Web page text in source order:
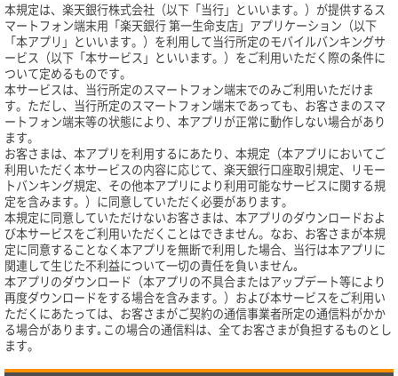
本規定は、楽天銀行株式会社（以下「当行」といいます。）が提供するス
マートフォン端末用「楽天銀行 第一生命支店」アプリケーション（以下
「本アプリ」といいます。）を利用して当行所定のモバイルバンキングサ
ービス（以下「本サービス」といいます。）をご利用いただく際の条件に
ついて定めるものです。
本サービスは、当行所定のスマートフォン端末でのみご利用いただけま
す。ただし、当行所定のスマートフォン端末であっても、お客さまのスマ
ートフォン端末等の状態により、本アプリが正常に動作しない場合があり
ます。
お客さまは、本アプリを利用するにあたり、本規定（本アプリにおいてご
利用いただく本サービスの内容に応じて、楽天銀行口座取引規定、リモー
トバンキング規定、その他本アプリにより利用可能なサービスに関する規
定を含みます。）に同意していただく必要があります。
本規定に同意していただけないお客さまは、本アプリのダウンロードおよ
び本サービスをご利用いただくことはできません。なお、お客さまが本規
定に同意することなく本アプリを無断で利用した場合、当行は本アプリに
関連して生じた不利益について一切の責任を負いません｡
本アプリのダウンロード（本アプリの不具合またはアップデート等により
再度ダウンロードをする場合を含みます。）および本サービスをご利用い
ただくにあたっては、お客さまがご契約の通信事業者所定の通信料がかか
る場合があります｡この場合の通信料は、全てお客さまが負担するものとし
ます。